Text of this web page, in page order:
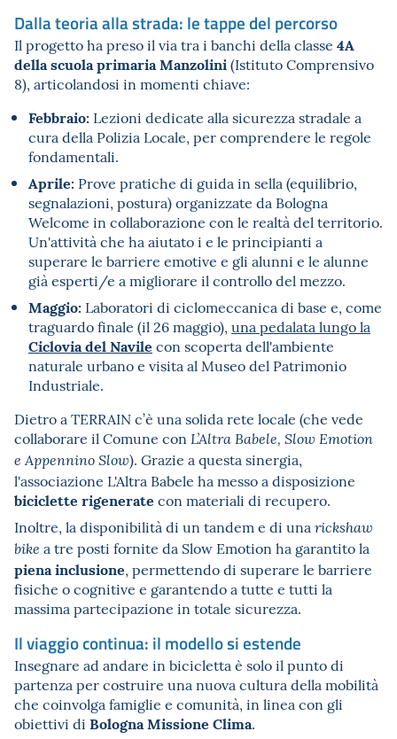
Dalla teoria alla strada: le tappe del percorso
Il progetto ha preso il via tra i banchi della classe 4A
della scuola primaria Manzolini(Istituto Comprensivo
8), articolandosi in momenti chiave:
Febbraio: Lezioni dedicate alla sicurezza stradale a
cura della Polizia Locale, per comprendere le regole
fondamentali.
Aprile: Prove pratiche di guida in sella (equilibrio,
segnalazioni, postura) organizzate da Bologna
Welcome in collaborazione con le realtà del territorio.
Un'attività che ha aiutato i e le principianti a
superare le barriere emotive e gli alunni e le alunne
già esperti/e a migliorare il controllo del mezzo.
Maggio: Laboratori di ciclomeccanica di base e, come
traguardo finale (il 26 maggio), una pedalata lungo la
Ciclovia del Navile con scoperta dell'ambiente
naturale urbano e visita al Museo del Patrimonio
Industriale.
Dietro a TERRAIN c’è una solida rete locale (che vede
collaborare il Comune con L’Altra Babele, Slow Emotion
e Appennino Slow). Grazie a questa sinergia,
l'associazione L'Altra Babele ha messo a disposizione
biciclette rigenerate con materiali di recupero.
Inoltre, la disponibilità di un tandem e di una rickshaw
bike a tre posti fornite da Slow Emotion ha garantito la
piena inclusione, permettendo di superare le barriere
fisiche o cognitive e garantendo a tutte e tutti la
massima partecipazione in totale sicurezza.
Il viaggio continua: il modello si estende
Insegnare ad andare in bicicletta è solo il punto di
partenza per costruire una nuova cultura della mobilità
che coinvolga famiglie e comunità, in linea con gli
obiettivi di Bologna Missione Clima.